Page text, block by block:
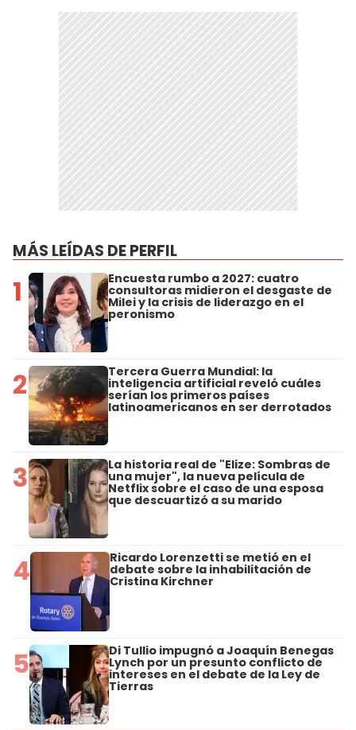
MÁS LEÍDAS DE PERFIL
1 Encuesta rumbo a 2027: cuatro
consultoras midieron el desgaste de
Milei y la crisis de liderazgo en el
peronismo
2 Tercera Guerra Mundial: la
inteligencia artificial reveló cuáles
serían los primeros países
latinoamericanos en ser derrotados
3 La historia real de "Elize: Sombras de
una mujer", la nueva película de
Netflix sobre el caso de una esposa
que descuartizó a su marido
4 Ricardo Lorenzetti se metió en el
debate sobre la inhabilitación de
Cristina Kirchner
5 Di Tullio impugnó a Joaquín Benegas
Lynch por un presunto conflicto de
intereses en el debate de la Ley de
Tierras